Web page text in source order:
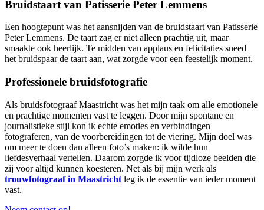
Bruidstaart van Patisserie Peter Lemmens
Een hoogtepunt was het aansnijden van de bruidstaart van Patisserie
Peter Lemmens. De taart zag er niet alleen prachtig uit, maar
smaakte ook heerlijk. Te midden van applaus en felicitaties sneed
het bruidspaar de taart aan, wat zorgde voor een feestelijk moment.
Professionele bruidsfotografie
Als bruidsfotograaf Maastricht was het mijn taak om alle emotionele
en prachtige momenten vast te leggen. Door mijn spontane en
journalistieke stijl kon ik echte emoties en verbindingen
fotograferen, van de voorbereidingen tot de viering. Mijn doel was
om meer te doen dan alleen foto’s maken: ik wilde hun
liefdesverhaal vertellen. Daarom zorgde ik voor tijdloze beelden die
zij voor altijd kunnen koesteren. Net als bij mijn werk als
trouwfotograaf in Maastricht leg ik de essentie van ieder moment
vast.